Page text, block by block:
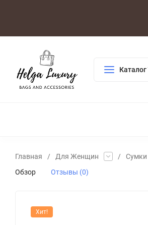
Главная / Для Женщин / Сумки
Обзор
Отзывы (0)
Хит!